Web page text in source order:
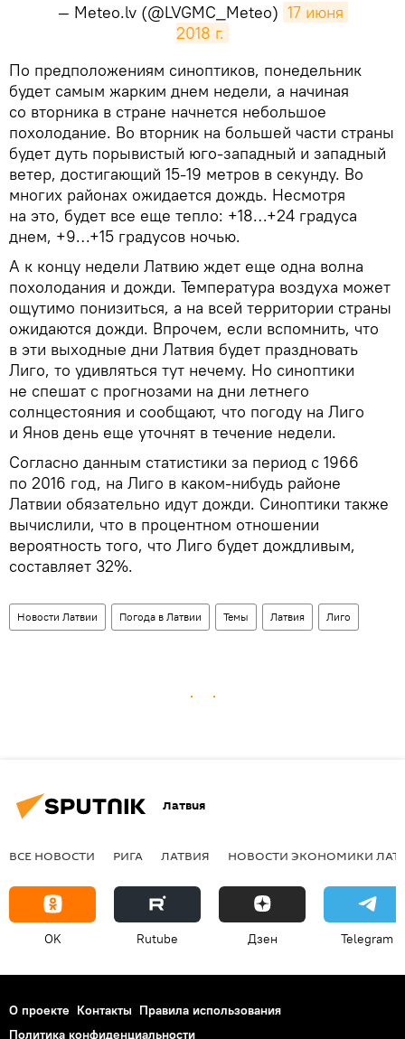
— Meteo.lv (@LVGMC_Meteo) 17 июня
2018 г.
​По предположениям синоптиков, понедельник
будет самым жарким днем недели, а начиная
со вторника в стране начнется небольшое
похолодание. Во вторник на большей части страны
будет дуть порывистый юго-западный и западный
ветер, достигающий 15-19 метров в секунду. Во
многих районах ожидается дождь. Несмотря
на это, будет все еще тепло: +18…+24 градуса
днем, +9…+15 градусов ночью.
А к концу недели Латвию ждет еще одна волна
похолодания и дожди. Температура воздуха может
ощутимо понизиться, а на всей территории страны
ожидаются дожди. Впрочем, если вспомнить, что
в эти выходные дни Латвия будет праздновать
Лиго, то удивляться тут нечему. Но синоптики
не спешат с прогнозами на дни летнего
солнцестояния и сообщают, что погоду на Лиго
и Янов день еще уточнят в течение недели.
Согласно данным статистики за период с 1966
по 2016 год, на Лиго в каком-нибудь районе
Латвии обязательно идут дожди. Синоптики также
вычислили, что в процентном отношении
вероятность того, что Лиго будет дождливым,
составляет 32%.
Новости Латвии Погода в Латвии Темы Латвия Лиго
Латвия
ВСЕ НОВОСТИ РИГА ЛАТВИЯ НОВОСТИ ЭКОНОМИКИ
OK Rutube Дзен Telegram
О проекте Контакты Правила использования
Политика конфиденциальности